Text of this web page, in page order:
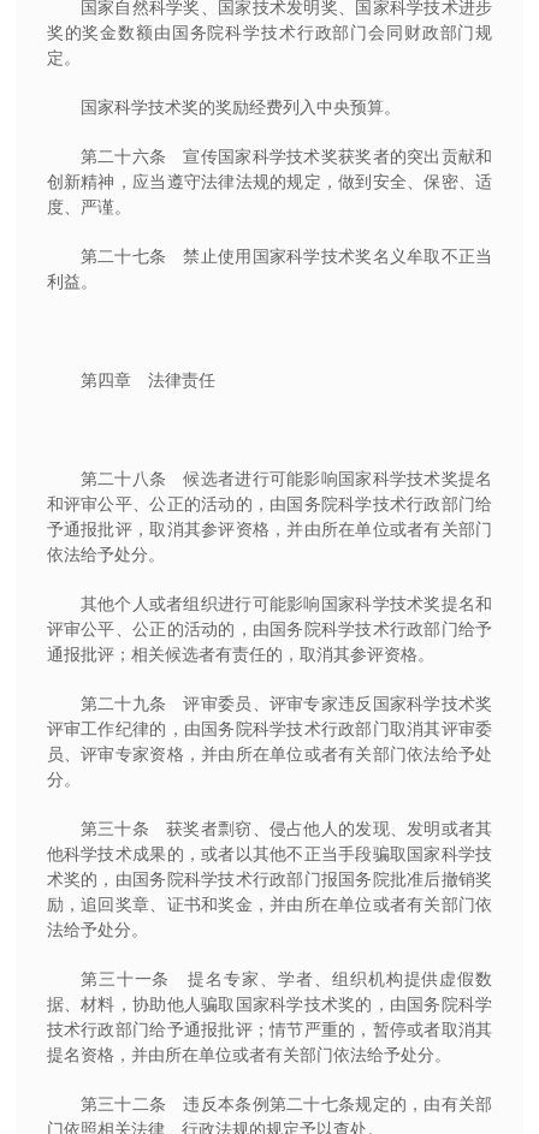
国家自然科学奖、国家技术发明奖、国家科学技术进步
奖的奖金数额由国务院科学技术行政部门会同财政部门规
定。
国家科学技术奖的奖励经费列入中央预算。
第二十六条 宣传国家科学技术奖获奖者的突出贡献和
创新精神，应当遵守法律法规的规定，做到安全、保密、适
度、严谨。
第二十七条 禁止使用国家科学技术奖名义牟取不正当
利益。
第四章 法律责任
第二十八条 候选者进行可能影响国家科学技术奖提名
和评审公平、公正的活动的，由国务院科学技术行政部门给
予通报批评，取消其参评资格，并由所在单位或者有关部门
依法给予处分。
其他个人或者组织进行可能影响国家科学技术奖提名和
评审公平、公正的活动的，由国务院科学技术行政部门给予
通报批评；相关候选者有责任的，取消其参评资格。
第二十九条 评审委员、评审专家违反国家科学技术奖
评审工作纪律的，由国务院科学技术行政部门取消其评审委
员、评审专家资格，并由所在单位或者有关部门依法给予处
分。
第三十条 获奖者剽窃、侵占他人的发现、发明或者其
他科学技术成果的，或者以其他不正当手段骗取国家科学技
术奖的，由国务院科学技术行政部门报国务院批准后撤销奖
励，追回奖章、证书和奖金，并由所在单位或者有关部门依
法给予处分。
第三十一条 提名专家、学者、组织机构提供虚假数
据、材料，协助他人骗取国家科学技术奖的，由国务院科学
技术行政部门给予通报批评；情节严重的，暂停或者取消其
提名资格，并由所在单位或者有关部门依法给予处分。
第三十二条 违反本条例第二十七条规定的，由有关部
门依照相关法律、行政法规的规定予以查处。